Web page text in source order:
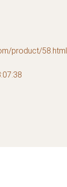
product/58.html